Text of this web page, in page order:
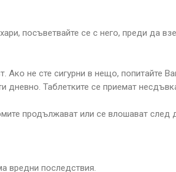
посъветвайте се с него, преди да
Ако не сте сигурни в нещо, попитайте
Таблетките се приемат
продължават или се влошават
вредни последствия.